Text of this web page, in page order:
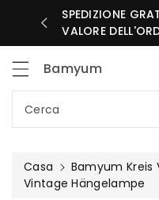
SPEDIZIONE
VALORE
Bamyum
Cerca
Casa
Bamyum Kreis
Vintage Hängelampe